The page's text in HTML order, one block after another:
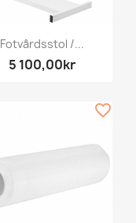
Fotvårdsstol /...
5 100,00kr
favorite_border